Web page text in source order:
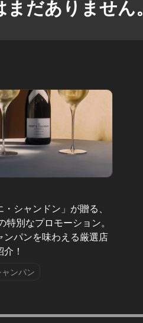
だありません。
シャンドン」が贈る、
特別なプロモーション。
ンパンを味わえる厳選店
！
ンパン